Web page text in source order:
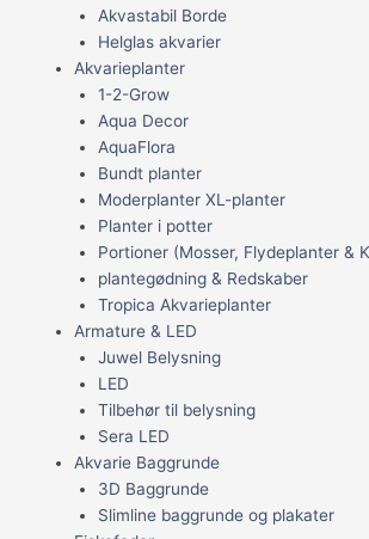
Akvastabil Borde
Helglas akvarier
Akvarieplanter
1-2-Grow
Aqua Decor
AquaFlora
Bundt planter
Moderplanter XL-planter
Planter i potter
Portioner (Mosser, Flydeplanter &
plantegødning & Redskaber
Tropica Akvarieplanter
Armature & LED
Juwel Belysning
LED
Tilbehør til belysning
Sera LED
Akvarie Baggrunde
3D Baggrunde
Slimline baggrunde og plakater